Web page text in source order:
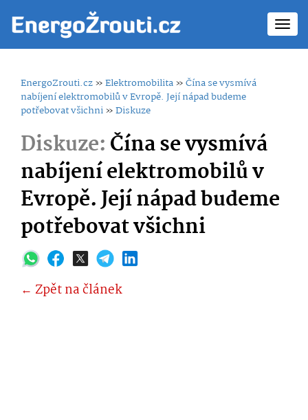
EnergoZrouti.cz»Elektromobilita»Čína se vysmívá
nabíjení elektromobilů v Evropě. Její nápad budeme
potřebovat všichni»Diskuze
Diskuze:Čína se vysmívá
nabíjení elektromobilů v
Evropě. Její nápad budeme
potřebovat všichni
← Zpět na článek